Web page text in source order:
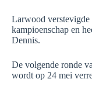
Larwood
kampioenschap en
Dennis.
De volgende ronde
wordt op 24 mei